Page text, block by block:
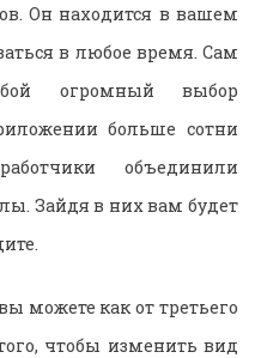
Он находится в вашем
в любое время. Сам
огромный выбор
больше сотни
объединили
Зайдя в них вам будет
можете как от третьего
чтобы изменить вид